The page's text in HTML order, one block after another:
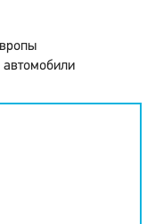
автомобили